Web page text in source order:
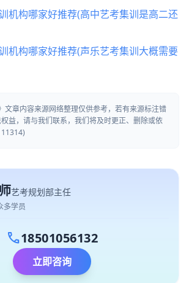
机构哪家好推荐(高中艺考集训是高二还
机构哪家好推荐(声乐艺考集训大概需要
文章内容来源网络整理仅供参考，若有来源标注错
益，请与我们联系，我们将及时更正、删除或依
艺考规划部主任
多学员
call18501056132
立即咨询